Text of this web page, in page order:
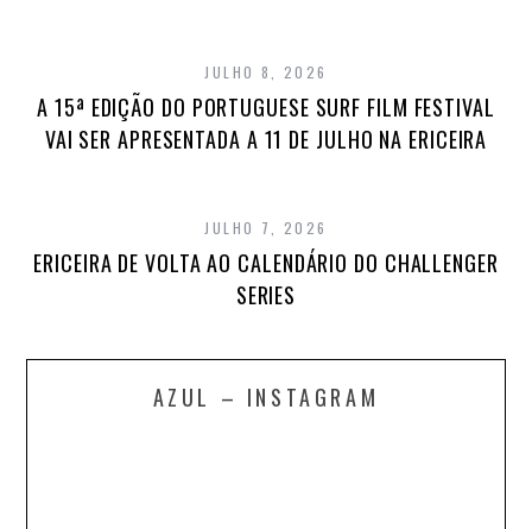
JULHO 8, 2026
A 15ª EDIÇÃO DO PORTUGUESE SURF FILM FESTIVAL
VAI SER APRESENTADA A 11 DE JULHO NA ERICEIRA
JULHO 7, 2026
ERICEIRA DE VOLTA AO CALENDÁRIO DO CHALLENGER
SERIES
AZUL – INSTAGRAM